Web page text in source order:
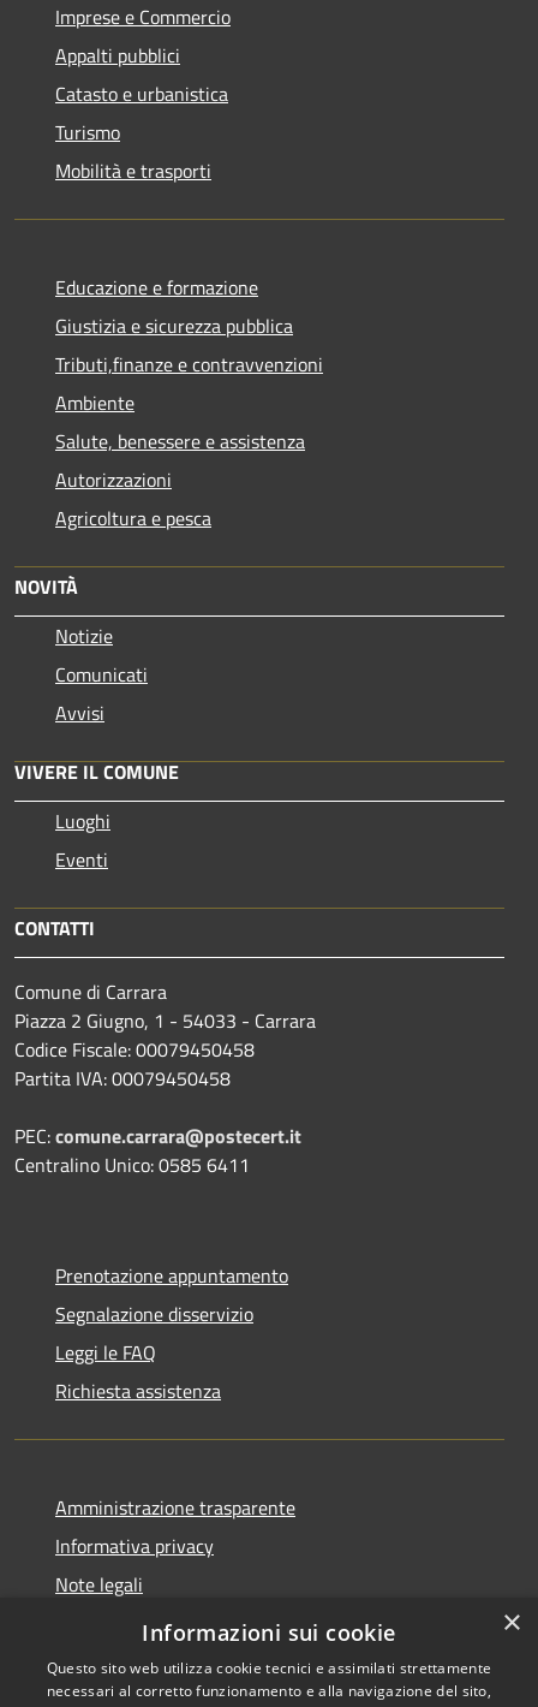
Imprese e Commercio
Appalti pubblici
Catasto e urbanistica
Turismo
Mobilità e trasporti
Educazione e formazione
Giustizia e sicurezza pubblica
Tributi,finanze e contravvenzioni
Ambiente
Salute, benessere e assistenza
Autorizzazioni
Agricoltura e pesca
NOVITÀ
Notizie
Comunicati
Avvisi
VIVERE IL COMUNE
Luoghi
Eventi
CONTATTI
Comune di Carrara
Piazza 2 Giugno, 1 - 54033 - Carrara
Codice Fiscale: 00079450458
Partita IVA: 00079450458
PEC:comune.carrara@postecert.it
Centralino Unico: 0585 6411
Prenotazione appuntamento
Segnalazione disservizio
Leggi le FAQ
Richiesta assistenza
Amministrazione trasparente
Informativa privacy
Note legali
Dichiarazione di accessibilità
×
Informazioni sui cookie
Questo sito web utilizza cookie tecnici e assimilati strettamente
necessari al corretto funzionamento e alla navigazione del sito,